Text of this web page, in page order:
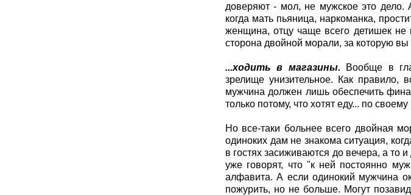
доверяют - мол, не мужское это дело.
когда мать пьяница, наркоманка,
женщина, отцу чаще всего детишек
сторона двойной морали, за которую
...ходить в магазины. Вообще в
зрелище унизительное. Как
мужчина должен лишь обеспечить
только потому, что хотят еду... по
Но все-таки больнее всего двойная
одиноких дам не знакома ситуация,
в гостях засиживаются до вечера, а то
уже говорят, что "к ней постоянно
алфавита. А если одинокий мужчина
пожурить, но не больше. Могут